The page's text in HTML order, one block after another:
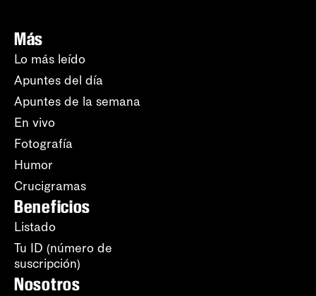
Más
Lo más leído
Apuntes del día
Apuntes de la semana
En vivo
Fotografía
Humor
Crucigramas
Beneficios
Listado
Tu ID (número de
suscripción)
Nosotros